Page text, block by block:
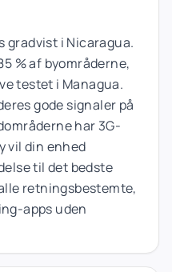
i Nicaragua.
% af byområderne,
testet i Managua.
gode signaler på
har 3G-
vil din enhed
til det bedste
retningsbestemte,
apps uden